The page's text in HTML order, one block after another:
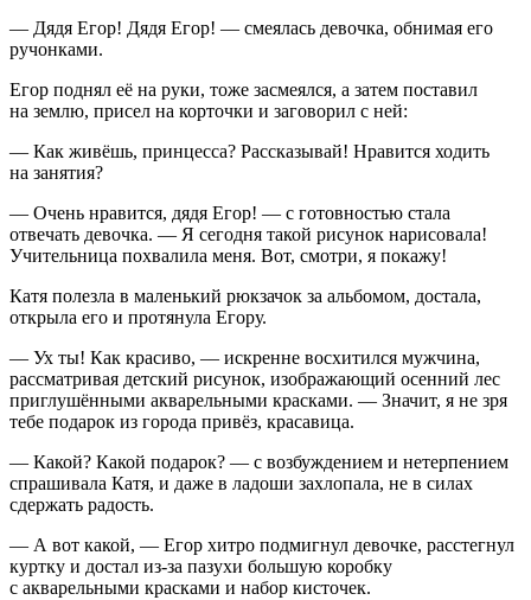
— Дядя Егор! Дядя Егор! — смеялась девочка, обнимая его
ручонками.
Егор поднял её на руки, тоже засмеялся, а затем поставил
на землю, присел на корточки и заговорил с ней:
— Как живёшь, принцесса? Рассказывай! Нравится ходить
на занятия?
— Очень нравится, дядя Егор! — с готовностью стала
отвечать девочка. — Я сегодня такой рисунок нарисовала!
Учительница похвалила меня. Вот, смотри, я покажу!
Катя полезла в маленький рюкзачок за альбомом, достала,
открыла его и протянула Егору.
— Ух ты! Как красиво, — искренне восхитился мужчина,
рассматривая детский рисунок, изображающий осенний лес
приглушёнными акварельными красками. — Значит, я не зря
тебе подарок из города привёз, красавица.
— Какой? Какой подарок? — с возбуждением и нетерпением
спрашивала Катя, и даже в ладоши захлопала, не в силах
сдержать радость.
— А вот какой, — Егор хитро подмигнул девочке, расстегнул
куртку и достал из-за пазухи большую коробку
с акварельными красками и набор кисточек.